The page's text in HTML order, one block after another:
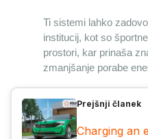
Ti sistemi lahko
institucij, kot so
prostori, kar prinaša
zmanjšanje porabe
Prejšnji članek
Charging an